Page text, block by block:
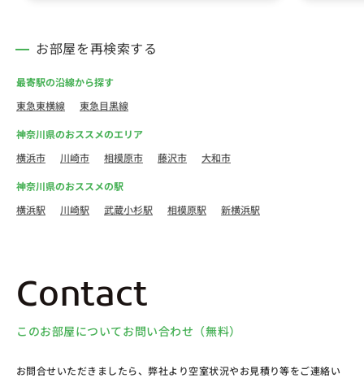
お部屋を再検索する
最寄駅の沿線から探す
東急東横線
東急目黒線
神奈川県のおススメのエリア
横浜市
川崎市 相模原市 藤沢市 大和市
神奈川県のおススメの駅
横浜駅
川崎駅 武蔵小杉駅 相模原駅 新横浜駅
Contact
このお部屋についてお問い合わせ（無料）
お問合せいただきましたら、弊社より空室状況やお見積り等をご連絡い